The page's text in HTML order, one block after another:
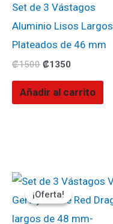
Set de 3 Vástagos
Aluminio Lisos Largos
Plateados de 46 mm
₡1500 ₡1350
Añadir al carrito
¡Oferta!
¡Oferta!
El
precio
original
El
precio
actual